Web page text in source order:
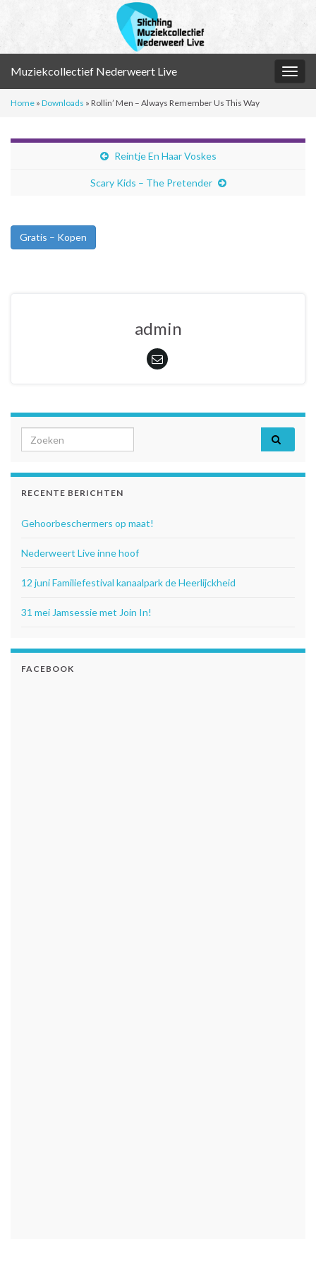
Muziekcollectief Nederweert Live
Home » Downloads » Rollin’ Men – Always Remember Us This Way
Reintje En Haar Voskes
Scary Kids – The Pretender
Gratis – Kopen
admin
Search for:
RECENTE BERICHTEN
Gehoorbeschermers op maat!
Nederweert Live inne hoof
12 juni Familiefestival kanaalpark de Heerlijckheid
31 mei Jamsessie met Join In!
FACEBOOK